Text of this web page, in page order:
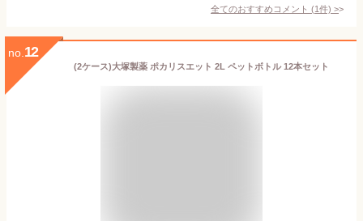
全てのおすすめコメント (1件) >
no. 12
(2ケース)大塚製薬 ポカリスエット 2L ペットボトル 12本セット